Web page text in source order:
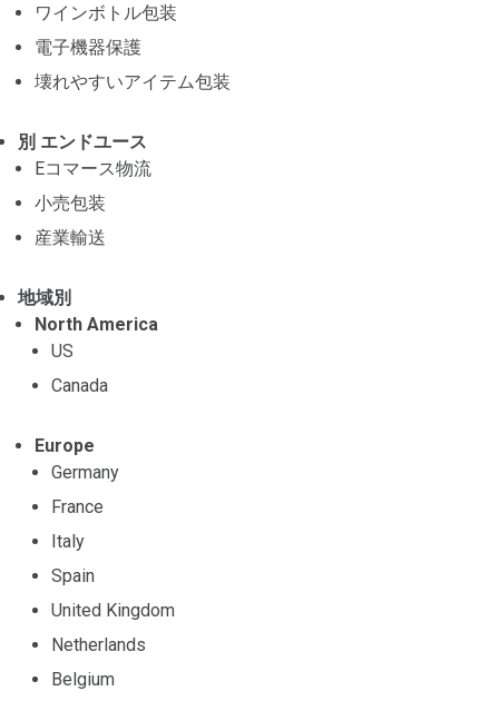
ワインボトル包装
電子機器保護
壊れやすいアイテム包装
別 エンドユース
Eコマース物流
小売包装
産業輸送
地域別
North America
US
Canada
Europe
Germany
France
Italy
Spain
United Kingdom
Netherlands
Belgium